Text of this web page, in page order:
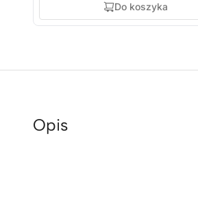
Do koszyka
Opis